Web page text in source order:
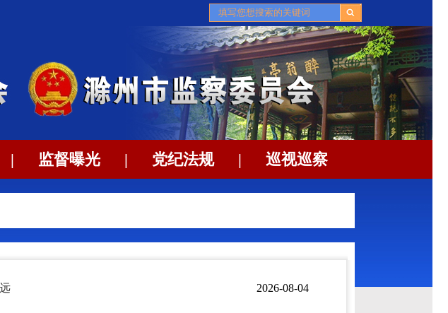
| 监督曝光 | 党纪法规 | 巡视巡察
2026-08-04